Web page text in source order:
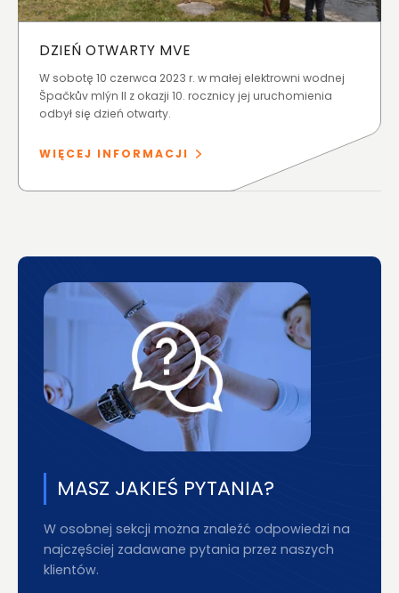
DZIEŃ OTWARTY MVE
W sobotę 10 czerwca 2023 r. w małej elektrowni wodnej
Špačkův mlýn II z okazji 10. rocznicy jej uruchomienia
odbył się dzień otwarty.
WIĘCEJ INFORMACJI
MASZ JAKIEŚ PYTANIA?
W osobnej sekcji można znaleźć odpowiedzi na
najczęściej zadawane pytania przez naszych
klientów.